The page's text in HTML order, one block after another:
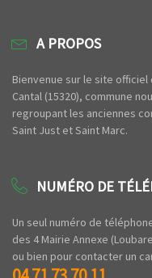
A PROPOS
Bienvenue sur le site officiel
Cantal (15320), commune
regroupant les anciennes
Saint Just et Saint Marc.
NUMÉRO DE
Un seul numéro de
des 4 Mairie Annexe
ou bien pour contacter un